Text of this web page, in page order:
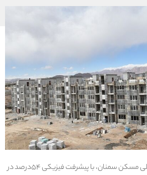
پروژه ۹۶۸ واحدی نهضت ملی مسکن سمنان، با پیشرفت فیزیکی ۵۴درصد در